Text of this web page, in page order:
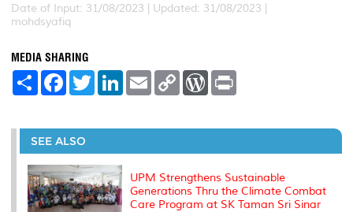
Date of Input: 31/08/2023 | Updated: 31/08/2023 |
mohdsyafiq
MEDIA SHARING
S
e
F
a
b
o
o
k
T
w
t
r
L
e
I
E
m
l
C
L
n
W
P
e
s
t
SEE ALSO
UPM Strengthens Sustainable
Generations Thru the Climate Combat
Care Program at SK Taman Sri Sinar